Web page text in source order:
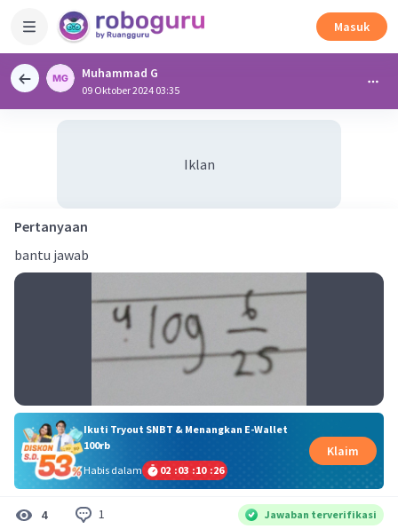
Masuk
Muhammad G
09 Oktober 2024 03:35
Iklan
Pertanyaan
bantu jawab
Ikuti Tryout SNBT & Menangkan E-Wallet
100rb
Habis dalam
02 :03 :10 :26
Klaim
4 1 Jawaban terverifikasi